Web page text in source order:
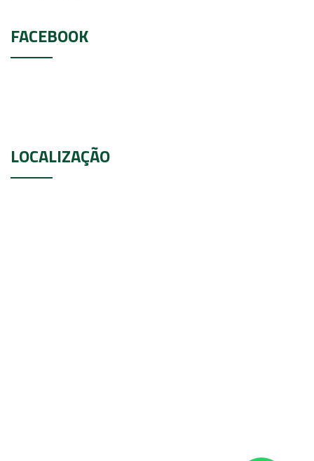
FACEBOOK
LOCALIZAÇÃO